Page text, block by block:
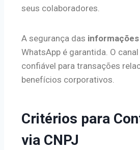
seus colaboradores.
A segurança das informações
WhatsApp é garantida. O
confiável para transações
benefícios corporativos.
Critérios para
via CNPJ